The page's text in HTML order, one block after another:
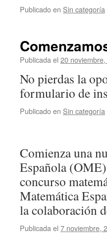
Publicado en Sin categoría
Publicada el 20
No pierdas la
formulario de
Publicado en Sin categoría
Comienza una
Española
concurso
Matemática
la colaboración
Publicada el 7 noviembre,